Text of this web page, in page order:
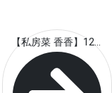
【私房菜 香香】12...